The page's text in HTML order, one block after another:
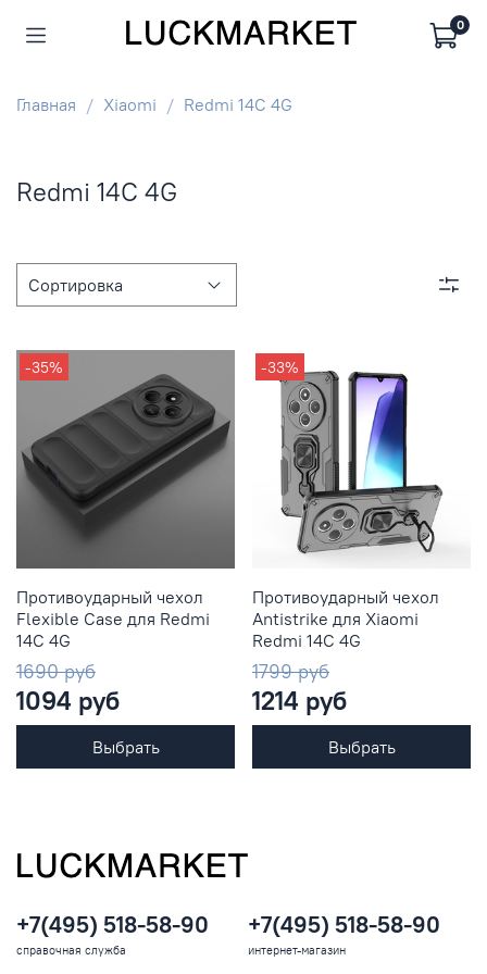
0
Главная Xiaomi Redmi 14C 4G
Redmi 14C 4G
-35%
Противоударный чехол
Flexible Case для Redmi
14C 4G
1690 руб
1094 руб
Выбрать
-33%
Противоударный чехол
Antistrike для Xiaomi
Redmi 14C 4G
1799 руб
1214 руб
Выбрать
+7(495) 518-58-90
справочная служба
+7(495) 518-58-90
интернет-магазин